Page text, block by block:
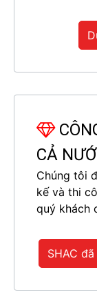
CẢ
Chúng tôi
kế và thi
quý khách
SHAC